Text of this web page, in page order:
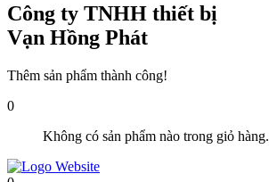
Công ty TNHH thiết bị
Vạn Hồng Phát
Thêm sản phẩm thành công!
0
Không có sản phẩm nào trong giỏ hàng.